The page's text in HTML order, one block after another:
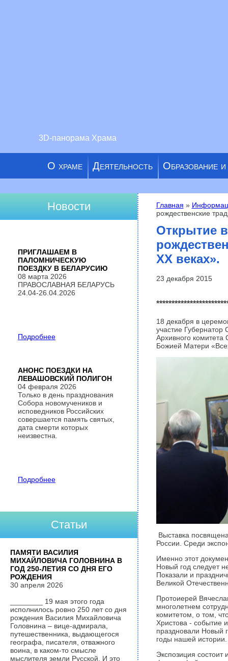
3D-панорама Храма
О храме Деятельность Образование
Вы здесь
Главная »
рождественские
Открытие
XX веках».
23 декабря 2015
************
18 декабря в
участие Губернатор
Архивного
Божией Матери
Выставка
России. Среди
Именно этот
Новый год следует
Показали и
Великой
Протоиерей
многолетнем
комитетом, о том,
Христова - событие
праздновали Новый
годы нашей истории.
Экспозиция состоит
Новости
ПРИГЛАШАЕМ В
ПАЛОМНИЧЕСКУЮ
ПОЕЗДКУ В БЕЛАРУСИЮ
08 марта 2026
ПРАВОСЛАВНАЯ БЕЛАРУСЬ
24.04-26.04.2026
Подробнее
АНОНС ПОЕЗДКИ НА
ЛЕВАШОВСКИЙ ПОЛИГОН
04 февраля 2026
Только в день празднования
Собора новомучеников и
исповедников Российских
совершается память святых,
дата смерти которых
неизвестна.
Подробнее
Статьи
ПАМЯТИ ВАСИЛИЯ
МИХАЙЛОВИЧА ГОЛОВНИНА В
ГОД 250-ЛЕТИЯ СО ДНЯ ЕГО
РОЖДЕНИЯ
30 апреля 2026
________ 19 мая этого года
исполнилось ровно 250 лет со дня
рождения Василия Михайловича
Головнина – вице-адмирала,
путешественника, выдающегося
географа, писателя, отважного
воина, в каком-то смысле
мыслителя земли Русской. И это